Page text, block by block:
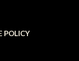
POLICY